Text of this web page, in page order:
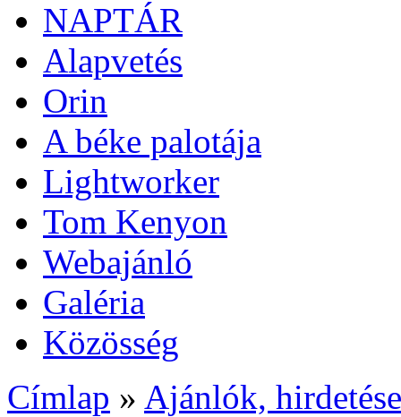
NAPTÁR
Alapvetés
Orin
A béke palotája
Lightworker
Tom Kenyon
Webajánló
Galéria
Közösség
Címlap » Ajánlók,